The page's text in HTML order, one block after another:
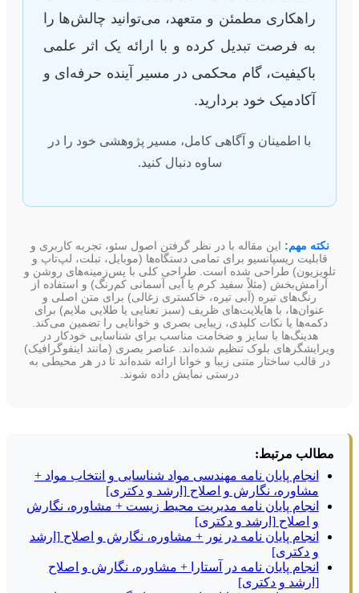
راهکاری مطمئن و متعهد، می‌توانید چالش‌ها را
به فرصت تبدیل کرده و با ارائه یک اثر علمی
باکیفیت، گام محکمی در مسیر آینده حرفه‌ای و
آکادمیک خود بردارید.
با اطمینان و آگاهی کامل، مسیر پژوهشی خود را در
ساوه دنبال کنید.
نکته مهم: این مقاله با در نظر گرفتن اصول سئو، تجربه کاربری و
قابلیت ریسپانسیو برای تمامی دستگاه‌ها (موبایل، تبلت، لپ‌تاپ و
تلویزیون) طراحی شده است. طراحی کلی با پس‌زمینه‌های روشن و
آرامش‌بخش (مثلاً سفید کرم یا آبی آسمانی کم‌رنگ) و استفاده از
رنگ‌های تیره (آبی تیره، خاکستری زغالی) برای متن اصلی و
عنوان‌ها، با هایلایت‌های ظریف (سبز نعنایی یا طلایی ملایم) برای
دکمه‌ها یا نکات کلیدی، زیبایی بصری و خوانایی را تضمین می‌کند.
هدینگ‌ها با سایز و ضخامت مناسب برای شناسایی خودکار در
ویرایشگرهای بلوک تنظیم شده‌اند. عناصر بصری (مانند اینفوگرافیک)
در قالب ساختار متنی زیبا و خوانا ارائه شده‌اند تا در هر محیطی به
درستی نمایش داده شوند.
مطالب مرتبط:
انجام پایان نامه مهندسی مواد شناسایی و انتخاب مواد +
مشاوره، نگارش و اصلاح [ارشد و دکتری]
انجام پایان نامه مدیریت محیط زیست + مشاوره، نگارش
و اصلاح [ارشد و دکتری]
انجام پایان نامه در نور + مشاوره، نگارش و اصلاح [ارشد
و دکتری]
انجام پایان نامه در آستارا + مشاوره، نگارش و اصلاح
[ارشد و دکتری]